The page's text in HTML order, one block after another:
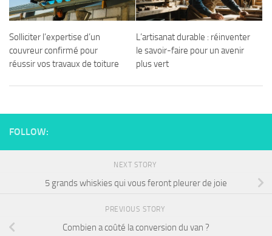
Solliciter l’expertise d’un
couvreur confirmé pour
réussir vos travaux de toiture
L’artisanat durable : réinventer
le savoir-faire pour un avenir
plus vert
FOLLOW:
NEXT STORY
5 grands whiskies qui vous feront pleurer de joie
PREVIOUS STORY
Combien a coûté la conversion du van ?